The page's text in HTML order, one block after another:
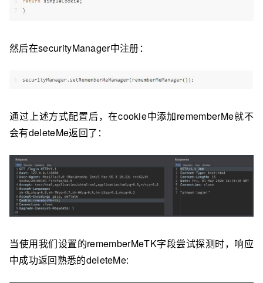
然后在securityManager中注册：
通过上述方式配置后，在cookie中添加rememberMe就不
会有deleteMe返回了：
当使⽤我们设置的rememberMeTK字段尝试探测时，响应
中成功返回熟悉的deleteMe: